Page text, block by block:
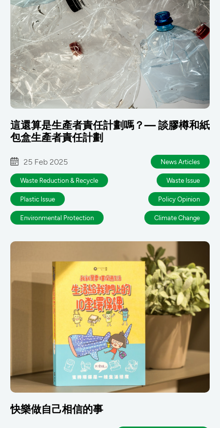
這還算是生產者責任計劃嗎？— 談膠樽和紙
包盒生產者責任計劃
25 Feb 2025 News Articles
Waste Reduction & Recycle Waste lssue
Plastic lssue Policy Opinion
Environmental Protection Climate Change
快樂做自己相信的事